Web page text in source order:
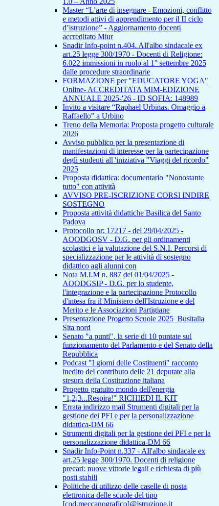
Master “L’arte di insegnare - Emozioni, conflitto
e metodi attivi di apprendimento per il II ciclo
d’istruzione” - Aggiornamento docenti
accreditato Miur
Snadir Info-point n.404. All'albo sindacale ex
art.25 legge 300/1970 - Docenti di Religione:
6.022 immissioni in ruolo al 1° settembre 2025
dalle procedure straordinarie
FORMAZIONE per "EDUCATORE YOGA"
Online- ACCREDITATA MIM-EDIZIONE
ANNUALE 2025-'26 - ID SOFIA: 148989
Invito a visitare “Raphael Urbinas. Omaggio a
Raffaello” a Urbino
Treno della Memoria: Proposta progetto culturale
2026
Avviso pubblico per la presentazione di
manifestazioni di interesse per la partecipazione
degli studenti all 'iniziativa "Viaggi del ricordo"
2025
Proposta didattica: documentario "Nonostante
tutto" con attività
AVVISO PRE-ISCRIZIONE CORSI INDIRE
SOSTEGNO
Proposta attività didattiche Basilica del Santo
Padova
Protocollo nr: 17217 - del 29/04/2025 -
AOODGOSV - D.G. per gli ordinamenti
scolastici e la valutazione del S.N.I. Percorsi di
specializzazione per le attività di sostegno
didattico agli alunni con
Nota M.I.M n. 887 del 01/04/2025 -
AOODGSIP - D.G. per lo studente,
l'integrazione e la partecipazione Protocollo
d'intesa fra il Ministero dell'Istruzione e del
Merito e le Associazioni Partigiane
Presentazione Progetto Scuole 2025_Busitalia
Sita nord
Senato "a punti", la serie di 10 puntate sul
funzionamento del Parlamento e del Senato della
Repubblica
Podcast "I giorni delle Costituenti" racconto
inedito del contributo delle 21 deputate alla
stesura della Costituzione italiana
Progetto gratuito mondo dell'energia
"1,2,3...Respira!" RICHIEDI IL KIT
Errata indirizzo mail Strumenti digitali per la
gestione dei PFI e per la personalizzazione
didattica-DM 66
Strumenti digitali per la gestione dei PFI e per la
personalizzazione didattica-DM 66
Snadir Info-Point n.337 - All'albo sindacale ex
art.25 legge 300/1970. Docenti di religione
precari: nuove vittorie legali e richiesta di più
posti stabili
Politiche di utilizzo delle caselle di posta
elettronica delle scuole del tipo
[cod.meccanografico]@istruzione.it